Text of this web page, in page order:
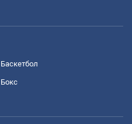
Баскетбол
Бокс